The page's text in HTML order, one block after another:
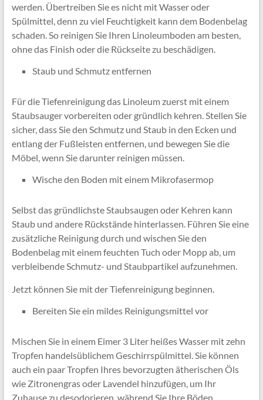
werden. Übertreiben Sie es nicht mit Wasser oder
Spülmittel, denn zu viel Feuchtigkeit kann dem Bodenbelag
schaden. So reinigen Sie Ihren Linoleumboden am besten,
ohne das Finish oder die Rückseite zu beschädigen.
Staub und Schmutz entfernen
Für die Tiefenreinigung das Linoleum zuerst mit einem
Staubsauger vorbereiten oder gründlich kehren. Stellen Sie
sicher, dass Sie den Schmutz und Staub in den Ecken und
entlang der Fußleisten entfernen, und bewegen Sie die
Möbel, wenn Sie darunter reinigen müssen.
Wische den Boden mit einem Mikrofasermop
Selbst das gründlichste Staubsaugen oder Kehren kann
Staub und andere Rückstände hinterlassen. Führen Sie eine
zusätzliche Reinigung durch und wischen Sie den
Bodenbelag mit einem feuchten Tuch oder Mopp ab, um
verbleibende Schmutz- und Staubpartikel aufzunehmen.
Jetzt können Sie mit der Tiefenreinigung beginnen.
Bereiten Sie ein mildes Reinigungsmittel vor
Mischen Sie in einem Eimer 3 Liter heißes Wasser mit zehn
Tropfen handelsüblichem Geschirrspülmittel. Sie können
auch ein paar Tropfen Ihres bevorzugten ätherischen Öls
wie Zitronengras oder Lavendel hinzufügen, um Ihr
Zuhause zu desodorieren, während Sie Ihre Böden